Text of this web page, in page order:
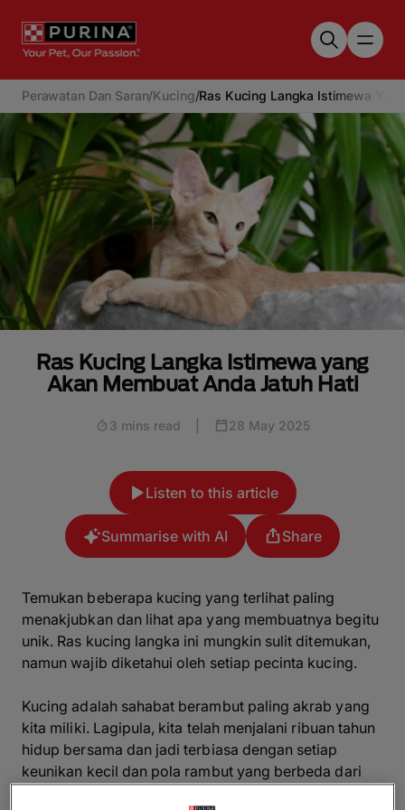
Perawatan Dan Saran/Kucing/Ras Kucing Langka Istimewa
Ras Kucing Langka Istimewa yang
Akan Membuat Anda Jatuh Hati
3 mins read 28 May 2025
Listen to this article
Summarise with AI Share
Temukan beberapa kucing yang terlihat paling
menakjubkan dan lihat apa yang membuatnya begitu
unik. Ras kucing langka ini mungkin sulit ditemukan,
namun wajib diketahui oleh setiap pecinta kucing.
Kucing adalah sahabat berambut paling akrab yang
kita miliki. Lagipula, kita telah menjalani ribuan tahun
hidup bersama dan jadi terbiasa dengan setiap
keunikan kecil dan pola rambut yang berbeda dari